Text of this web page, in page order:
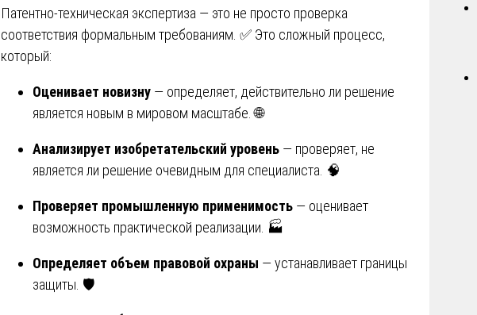
Патентно-техническая экспертиза — это не просто проверка
соответствия формальным требованиям. ✅ Это сложный процесс,
который:
Оценивает новизну — определяет, действительно ли решение
является новым в мировом масштабе. 🌐
Анализирует изобретательский уровень — проверяет, не
является ли решение очевидным для специалиста. 🧠
Проверяет промышленную применимость — оценивает
возможность практической реализации. 🏭
Определяет объем правовой охраны — устанавливает границы
защиты. 🛡️